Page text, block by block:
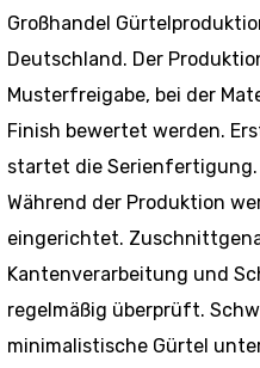
Großhandel
Deutschland. Der
Musterfreigabe, bei der
Finish bewertet werden.
startet die Serienfertigung.
Während der Produktion
eingerichtet.
Kantenverarbeitung und
regelmäßig überprüft.
minimalistische Gürtel